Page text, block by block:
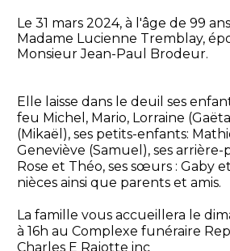
Le 31 mars 2024, à l'âge de 99
Madame Lucienne Tremblay,
Monsieur Jean-Paul Brodeur.
Elle laisse dans le deuil ses
feu Michel, Mario, Lorraine
(Mikaël), ses petits-enfants:
Geneviève (Samuel), ses
Rose et Théo, ses sœurs : Gaby
nièces ainsi que parents et amis.
La famille vous accueillera le
à 16h au Complexe funéraire
Charles E Rajotte inc